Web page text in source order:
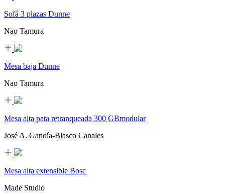
Sofá 3 plazas Dunne
Nao Tamura
Mesa baja Dunne
Nao Tamura
Mesa alta pata retranqueada 300 GBmodular
José A. Gandía-Blasco Canales
Mesa alta extensible Bosc
Made Studio